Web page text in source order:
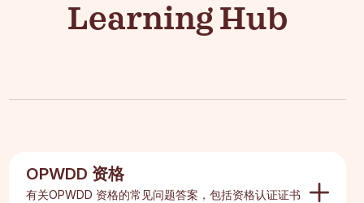
Learning Hub
OPWDD 资格
有关OPWDD 资格的常见问题答案，包括资格认证证书